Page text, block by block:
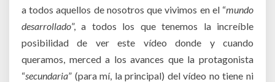
a todos aquellos de nosotros que vivimos en el “mundo
desarrollado”, a todos los que tenemos la increíble
posibilidad de ver este vídeo donde y cuando
queramos, merced a los avances que la protagonista
“secundaria” (para mí, la principal) del vídeo no tiene ni